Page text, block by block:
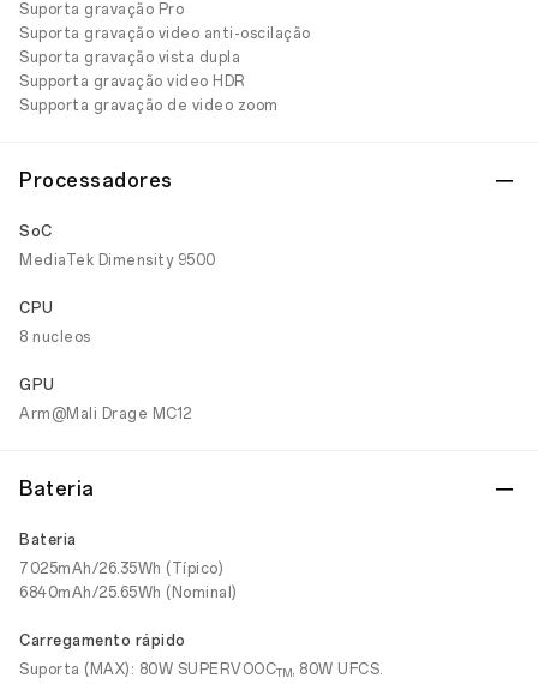
Suporta gravação Pro
Suporta gravação video anti-oscilação
Suporta gravação vista dupla
Supporta gravação video HDR
Supporta gravação de video zoom
Processadores
SoC
MediaTek Dimensity 9500
CPU
8 nucleos
GPU
Arm@Mali Drage MC12
Bateria
Bateria
7025mAh/26.35Wh (Típico)
6840mAh/25.65Wh (Nominal)
Carregamento rápido
Suporta (MAX): 80W SUPERVOOCTM, 80W UFCS.